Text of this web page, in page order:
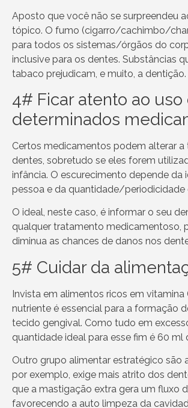
Aposto que você não se surpreendeu
tópico. O fumo (cigarro/cachimbo/
para todos os sistemas/órgãos do
inclusive para os dentes. Substâncias
tabaco prejudicam, e muito, a dentição.
4# Ficar atento ao uso
determinados
Certos medicamentos podem alterar a
dentes, sobretudo se eles forem
infância. O escurecimento depende da
pessoa e da quantidade/periodicidade
O ideal, neste caso, é informar o seu
qualquer tratamento medicamentoso,
diminua as chances de danos nos
5# Cuidar da
Invista em alimentos ricos em vitamina
nutriente é essencial para a formação
tecido gengival. Como tudo em
quantidade ideal para esse fim é 60 ml
Outro grupo alimentar estratégico são
por exemplo, exige mais atrito dos
que a mastigação extra gera um fluxo
favorecendo a auto limpeza da